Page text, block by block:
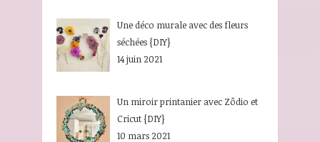
Une déco murale avec des fleurs
séchées {DIY}
14 juin 2021
Un miroir printanier avec Zôdio et
Cricut {DIY}
10 mars 2021